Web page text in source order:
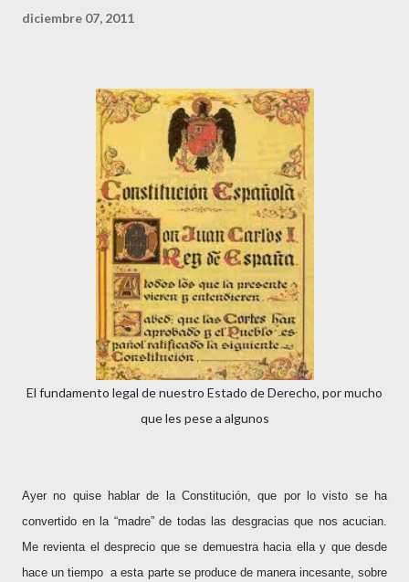
diciembre 07, 2011
El fundamento legal de nuestro Estado de Derecho, por mucho
que les pese a algunos
Ayer no quise hablar de la Constitución, que por lo visto se ha
convertido en la “madre” de todas las desgracias que nos acucian.
Me revienta el desprecio que se demuestra hacia ella y que desde
hace un tiempo a esta parte se produce de manera incesante, sobre